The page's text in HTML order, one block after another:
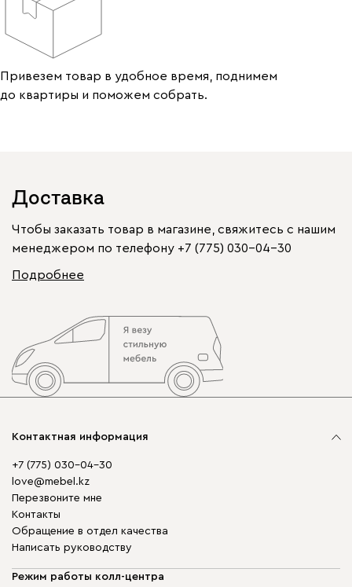
Привезем товар в удобное время, поднимем
до квартиры и поможем собрать.
Доставка
Чтобы заказать товар в магазине, свяжитесь с нашим
менеджером по телефону +7 (775) 030-04-30
Подробнее
Контактная информация
+7 (775) 030-04-30
love@mebel.kz
Перезвоните мне
Контакты
Обращение в отдел качества
Написать руководству
Режим работы колл-центра